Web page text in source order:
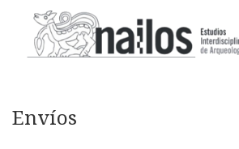
Envíos
Envíos